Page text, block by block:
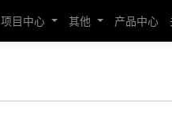
项目中心 其他 产品中心